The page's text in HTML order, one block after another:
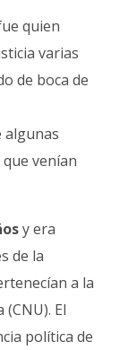
quien
varias
de boca de
algunas
venían
y era
de la
a la
El
política de